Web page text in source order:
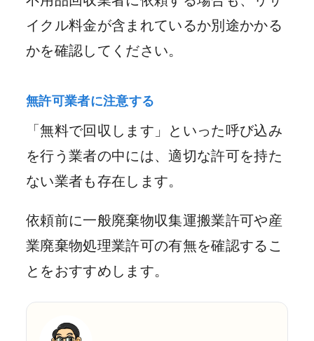
イクル料金が含まれているか別途かかる
かを確認してください。
無許可業者に注意する
「無料で回収します」といった呼び込み
を行う業者の中には、適切な許可を持た
ない業者も存在します。
依頼前に一般廃棄物収集運搬業許可や産
業廃棄物処理業許可の有無を確認するこ
とをおすすめします。